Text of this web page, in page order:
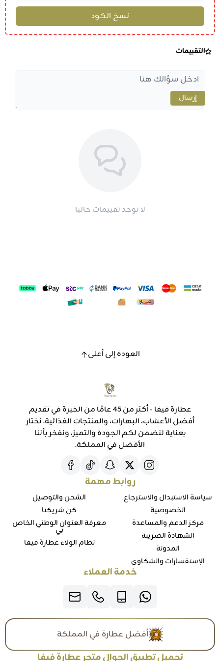
التقييمات
إرسال
لا توجد تقييمات حاليا
العودة إلى أعلى
عطارة فيفا - أكثر من 45 عامًا من الخبرة في تقديم
أفضل الأعشاب، البهارات، والمنتجات الغذائية. نختار
بعناية لنضمن لكم الجودة والتميز، ونفخر بأننا
الأفضل في المملكة.
روابط مهمة
سياسة الاستبدال والاسترجاع
الخصوصية
مركز الدعم والمساعدة
الشهادة الضريبة
المدونة
الإستفسارات والشكاوي
الشحن والتوصيل
كن شريكنا
معرفة العنوان الوطني الخاص
بي
نظام الولاء عطارة فيفا
خدمة العملاء
أفضل عطارة في المملكة
تحميل تطبيق الجوال متجر عطارة فيفا